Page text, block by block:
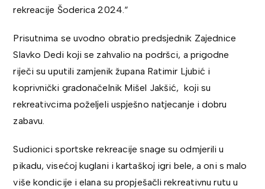
rekreacije Šoderica 2024.“
Prisutnima se uvodno obratio predsjednik Zajednice
Slavko Dedi koji se zahvalio na podršci, a prigodne
riječi su uputili zamjenik župana Ratimir Ljubić i
koprivnički gradonačelnik Mišel Jakšić, koji su
rekreativcima poželjeli uspješno natjecanje i dobru
zabavu.
Sudionici sportske rekreacije snage su odmjerili u
pikadu, visećoj kuglani i kartaškoj igri bele, a oni s malo
više kondicije i elana su propješačli rekreativnu rutu u